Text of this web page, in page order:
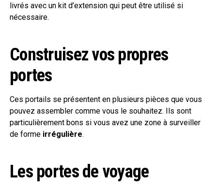
livrés avec un kit d’extension qui peut être utilisé si
nécessaire.
Construisez vos propres
portes
Ces portails se présentent en plusieurs pièces que vous
pouvez assembler comme vous le souhaitez. Ils sont
particulièrement bons si vous avez une zone à surveiller
de forme irrégulière.
Les portes de voyage